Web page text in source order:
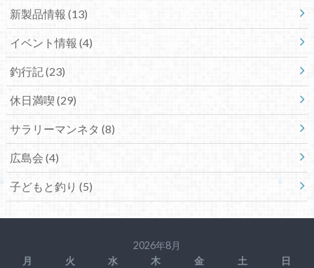
新製品情報 (13)
イベント情報 (4)
釣行記 (23)
休日満喫 (29)
サラリーマンネタ (8)
広島会 (4)
子どもと釣り (5)
2026年8月
月
火 水 木 金 土 日